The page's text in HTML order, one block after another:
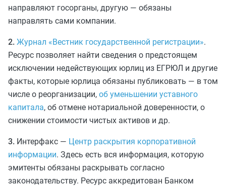
направляют госорганы, другую — обязаны
направлять сами компании.
2. Журнал «Вестник государственной регистрации».
Ресурс позволяет найти сведения о предстоящем
исключении недействующих юрлиц из ЕГРЮЛ и другие
факты, которые юрлица обязаны публиковать — в том
числе о реорганизации, об уменьшении уставного
капитала, об отмене нотариальной доверенности, о
снижении стоимости чистых активов и др.
3. Интерфакс — Центр раскрытия корпоративной
информации. Здесь есть вся информация, которую
эмитенты обязаны раскрывать согласно
законодательству. Ресурс аккредитован Банком